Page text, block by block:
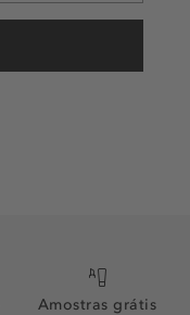
Amostras grátis